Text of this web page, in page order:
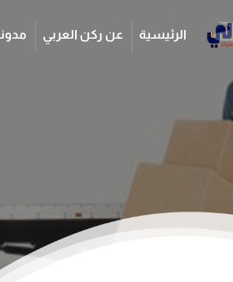
الرئيسية عن ركن العربي